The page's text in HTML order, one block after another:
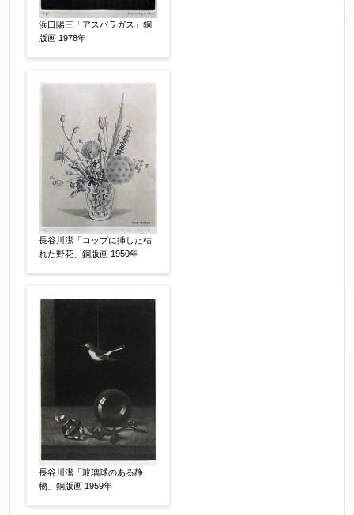
サイン等の有無 【任意】
サイン有(自筆)
限定番号 【任意】
制作年 【任意】
売却希望時期 【任意】
他社様の査定価格
査定額：
※他社様からご提示された査定額がございました
浜口陽三「アスパラガス」銅
版画 1978年
長谷川潔「コップに挿した枯
れた野花」銅版画 1950年
長谷川潔「玻璃球のある静
物」銅版画 1959年